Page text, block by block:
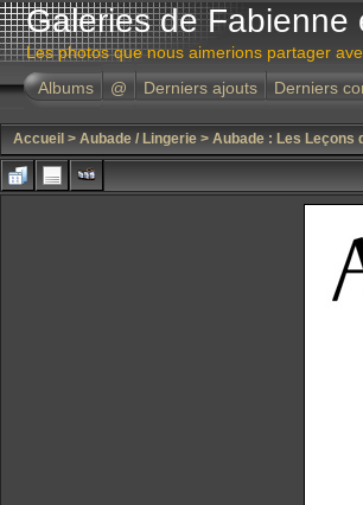
Galeries de Fabienne
Les photos que nous aimerions partager
Albums
@ Derniers ajouts Derniers
Accueil > Aubade / Lingerie > Aubade : Les Leçons